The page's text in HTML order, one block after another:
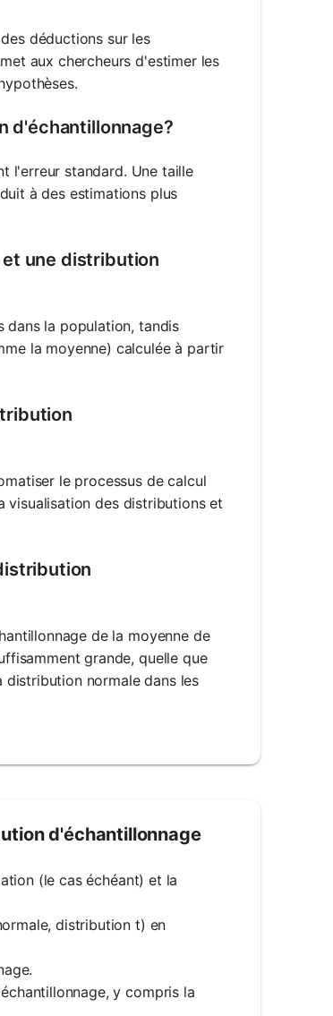
déductions sur les
aux chercheurs d'estimer les
d'échantillonnage?
l'erreur standard. Une taille
à des estimations plus
une distribution
dans la population, tandis
la moyenne) calculée à partir
le processus de calcul
visualisation des distributions et
de la moyenne de
grande, quelle que
normale dans les
d'échantillonnage
(le cas échéant) et la
distribution t) en
y compris la